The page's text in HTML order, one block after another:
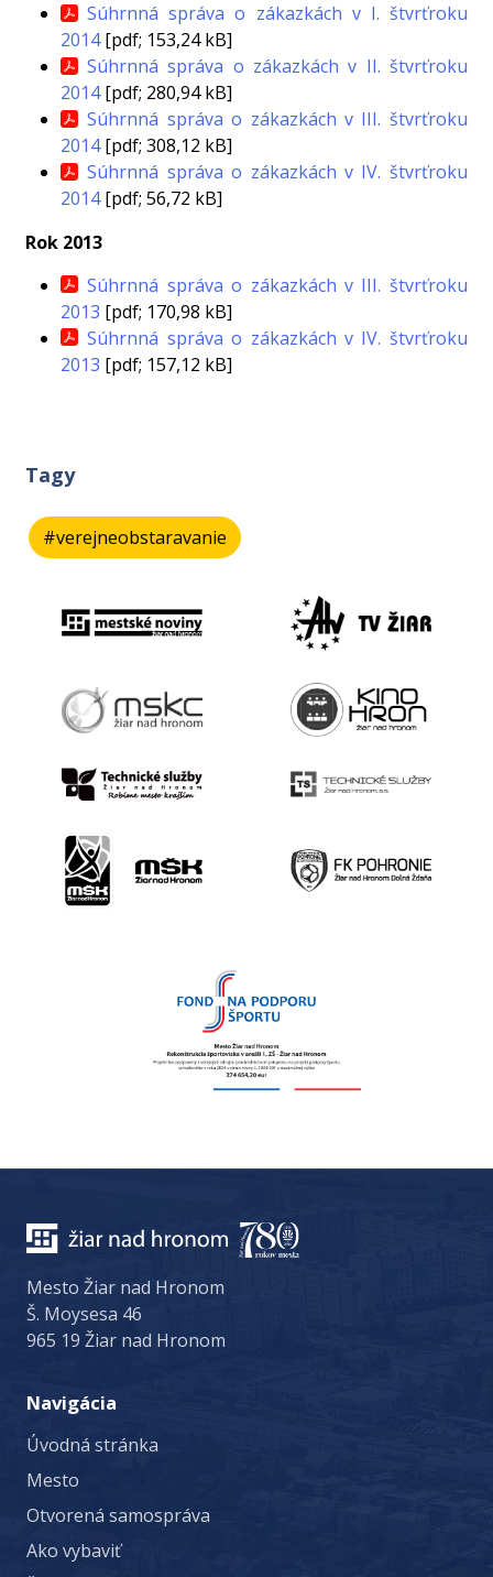
Súhrnná správa o zákazkách v I. štvrťroku
2014 [pdf; 153,24 kB]
Súhrnná správa o zákazkách v II. štvrťroku
2014 [pdf; 280,94 kB]
Súhrnná správa o zákazkách v III. štvrťroku
2014 [pdf; 308,12 kB]
Súhrnná správa o zákazkách v IV. štvrťroku
2014 [pdf; 56,72 kB]
Rok 2013
Súhrnná správa o zákazkách v III. štvrťroku
2013 [pdf; 170,98 kB]
Súhrnná správa o zákazkách v IV. štvrťroku
2013 [pdf; 157,12 kB]
Tagy
#verejneobstaravanie
Mesto Žiar nad Hronom
Š. Moysesa 46
965 19 Žiar nad Hronom
Navigácia
Úvodná stránka
Mesto
Otvorená samospráva
Ako vybaviť